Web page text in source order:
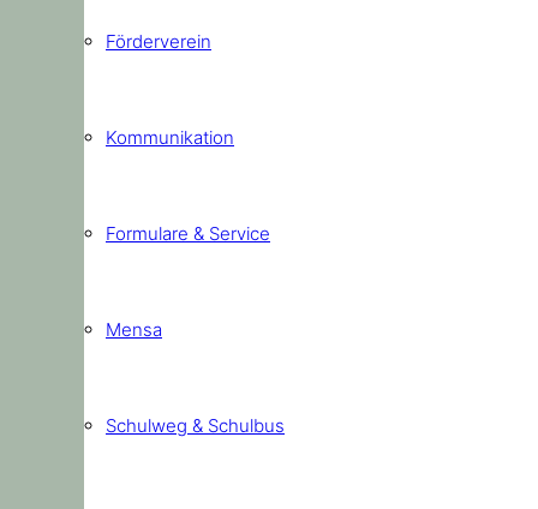
Förderverein
Kommunikation
Formulare & Service
Mensa
Schulweg & Schulbus